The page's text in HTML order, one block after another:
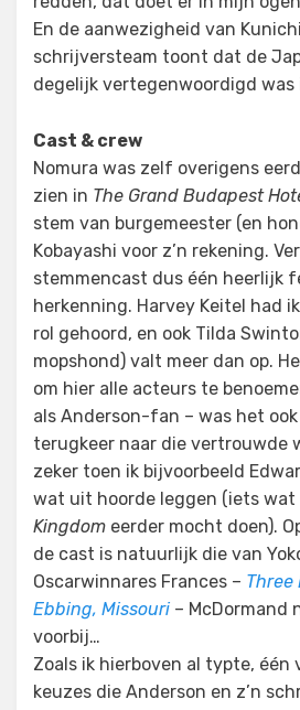
En de aanwezigheid van
schrijversteam toont dat de
degelijk vertegenwoordigd was
Cast & crew
Nomura was zelf overigens
zien in The Grand Budapest
stem van burgemeester (en
Kobayashi voor z’n rekening.
stemmencast dus één heerlijk
herkenning. Harvey Keitel had
rol gehoord, en ook Tilda
mopshond) valt meer dan op.
om hier alle acteurs te
als Anderson-fan – was het
terugkeer naar die vertrouwde
zeker toen ik bijvoorbeeld
wat uit hoorde leggen (iets wat
Kingdom eerder mocht doen).
de cast is natuurlijk die van
Oscarwinnares Frances – Three
Ebbing, Missouri – McDormand
voorbij…
Zoals ik hierboven al typte, één
keuzes die Anderson en z’n